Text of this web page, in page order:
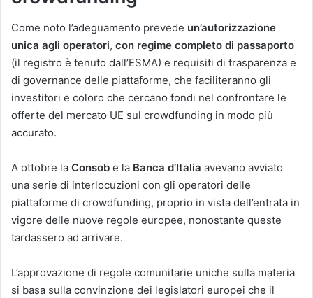
Come noto l’adeguamento prevede un’autorizzazione
unica agli operatori, con regime completo di passaporto
(il registro è tenuto dall’ESMA) e requisiti di trasparenza e
di governance delle piattaforme, che faciliteranno gli
investitori e coloro che cercano fondi nel confrontare le
offerte del mercato UE sul crowdfunding in modo più
accurato.
A ottobre la Consob e la Banca d’Italia avevano avviato
una serie di interlocuzioni con gli operatori delle
piattaforme di crowdfunding, proprio in vista dell’entrata in
vigore delle nuove regole europee, nonostante queste
tardassero ad arrivare.
L’approvazione di regole comunitarie uniche sulla materia
si basa sulla convinzione dei legislatori europei che il